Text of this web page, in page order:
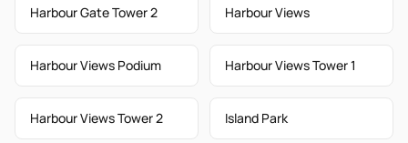
Harbour Gate Tower 2 Harbour Views
Harbour Views Podium Harbour Views Tower 1
Harbour Views Tower 2 Island Park